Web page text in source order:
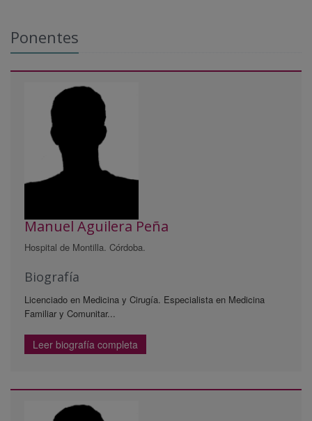
Ponentes
Manuel Aguilera Peña
Hospital de Montilla. Córdoba.
Biografía
Licenciado en Medicina y Cirugía. Especialista en Medicina
Familiar y Comunitar...
Leer biografía completa